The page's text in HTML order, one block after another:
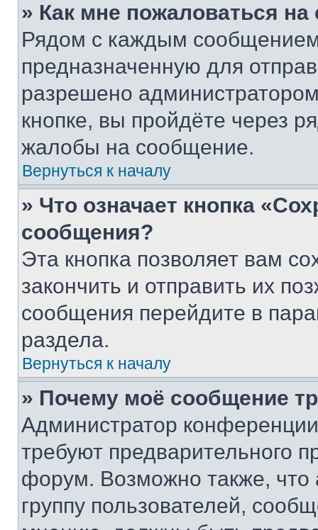
» Как мне пожаловаться
Рядом с каждым сообщением
предназначенную для
разрешено
кнопке, вы пройдёте через
жалобы на сообщение.
Вернуться к началу
» Что означает кнопка
сообщения?
Эта кнопка позволяет вам
закончить и отправить их
сообщения перейдите в
раздела.
Вернуться к началу
» Почему моё сообщение
Администратор
требуют предварительного
форум. Возможно также, что
группу пользователей,